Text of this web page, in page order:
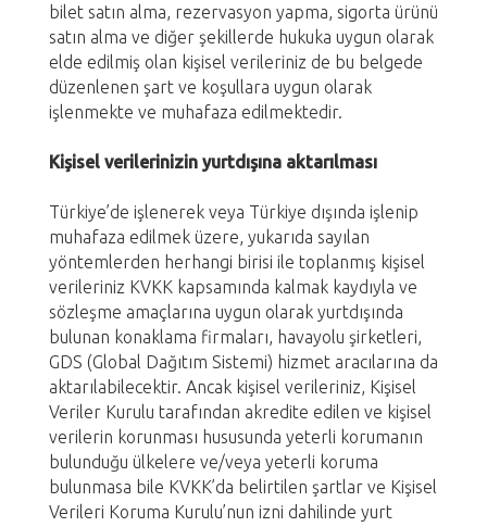
bilet satın alma, rezervasyon yapma, sigorta ürünü
satın alma ve diğer şekillerde hukuka uygun olarak
elde edilmiş olan kişisel verileriniz de bu belgede
düzenlenen şart ve koşullara uygun olarak
işlenmekte ve muhafaza edilmektedir.
Kişisel verilerinizin yurtdışına aktarılması
Türkiye’de işlenerek veya Türkiye dışında işlenip
muhafaza edilmek üzere, yukarıda sayılan
yöntemlerden herhangi birisi ile toplanmış kişisel
verileriniz KVKK kapsamında kalmak kaydıyla ve
sözleşme amaçlarına uygun olarak yurtdışında
bulunan konaklama firmaları, havayolu şirketleri,
GDS (Global Dağıtım Sistemi) hizmet aracılarına da
aktarılabilecektir. Ancak kişisel verileriniz, Kişisel
Veriler Kurulu tarafından akredite edilen ve kişisel
verilerin korunması hususunda yeterli korumanın
bulunduğu ülkelere ve/veya yeterli koruma
bulunmasa bile KVKK’da belirtilen şartlar ve Kişisel
Verileri Koruma Kurulu’nun izni dahilinde yurt